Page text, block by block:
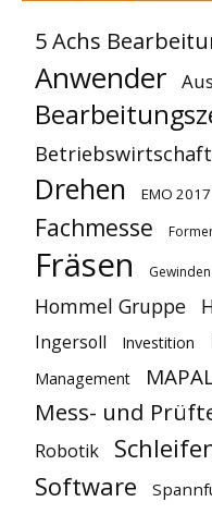
5 Achs
Anwender
Betriebswirtschaft
Drehen EMO 2017
Fachmesse
Fräsen Gewinden
Hommel Gruppe
Ingersoll Investition
Management
Mess- und
Robotik
Software